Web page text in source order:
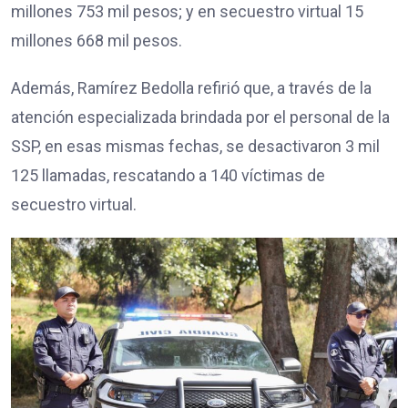
millones 753 mil pesos; y en secuestro virtual 15
millones 668 mil pesos.
Además, Ramírez Bedolla refirió que, a través de la
atención especializada brindada por el personal de la
SSP, en esas mismas fechas, se desactivaron 3 mil
125 llamadas, rescatando a 140 víctimas de
secuestro virtual.